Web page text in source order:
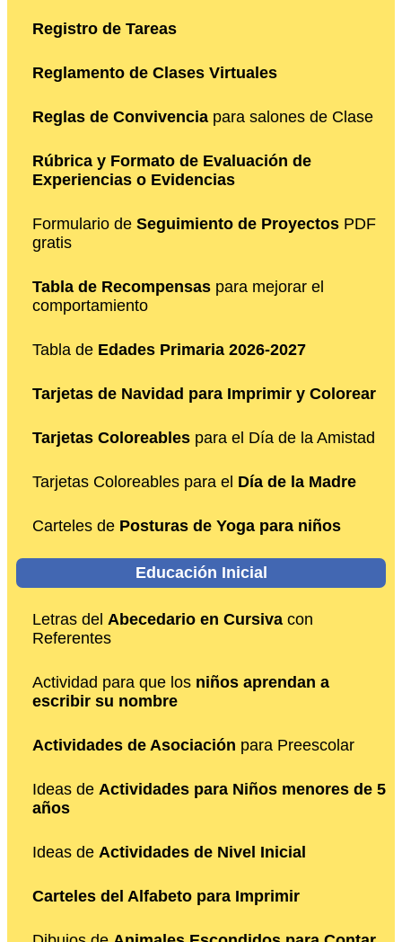
Registro de Tareas
Reglamento de Clases Virtuales
Reglas de Convivencia para salones de Clase
Rúbrica y Formato de Evaluación de
Experiencias o Evidencias
Formulario de Seguimiento de Proyectos PDF
gratis
Tabla de Recompensas para mejorar el
comportamiento
Tabla de Edades Primaria 2026-2027
Tarjetas de Navidad para Imprimir y Colorear
Tarjetas Coloreables para el Día de la Amistad
Tarjetas Coloreables para el Día de la Madre
Carteles de Posturas de Yoga para niños
Educación Inicial
Letras del Abecedario en Cursiva con
Referentes
Actividad para que los niños aprendan a
escribir su nombre
Actividades de Asociación para Preescolar
Ideas de Actividades para Niños menores de 5
años
Ideas de Actividades de Nivel Inicial
Carteles del Alfabeto para Imprimir